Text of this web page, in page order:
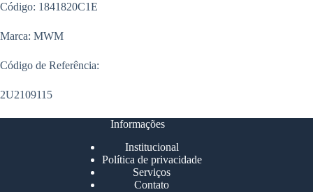
Código: 1841820C1E
Marca: MWM
Código de Referência:
2U2109115
Informações
Institucional
Política de privacidade
Serviços
Contato